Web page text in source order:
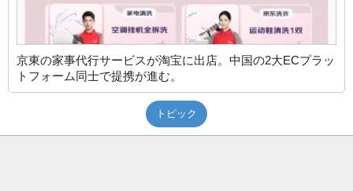
京東の家事代行サービスが淘宝に出店。中国の2大ECプラッ
トフォーム同士で提携が進む。
トピック